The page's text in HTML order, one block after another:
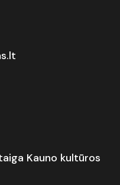
Kauno kultūros